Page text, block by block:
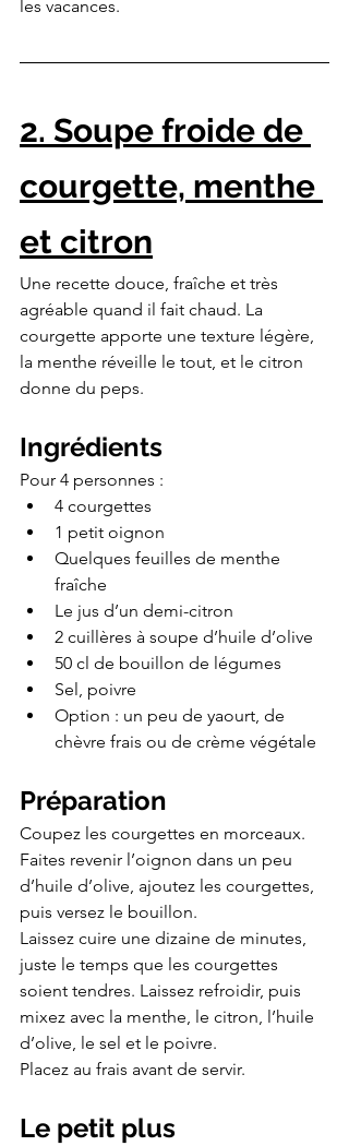
les vacances.
2. Soupe froide de
courgette, menthe
et citron
Une recette douce, fraîche et très
agréable quand il fait chaud. La
courgette apporte une texture légère,
la menthe réveille le tout, et le citron
donne du peps.
Ingrédients
Pour 4 personnes :
4 courgettes
1 petit oignon
Quelques feuilles de menthe
fraîche
Le jus d’un demi-citron
2 cuillères à soupe d’huile d’olive
50 cl de bouillon de légumes
Sel, poivre
Option : un peu de yaourt, de
chèvre frais ou de crème végétale
Préparation
Coupez les courgettes en morceaux.
Faites revenir l’oignon dans un peu
d’huile d’olive, ajoutez les courgettes,
puis versez le bouillon.
Laissez cuire une dizaine de minutes,
juste le temps que les courgettes
soient tendres. Laissez refroidir, puis
mixez avec la menthe, le citron, l’huile
d’olive, le sel et le poivre.
Placez au frais avant de servir.
Le petit plus